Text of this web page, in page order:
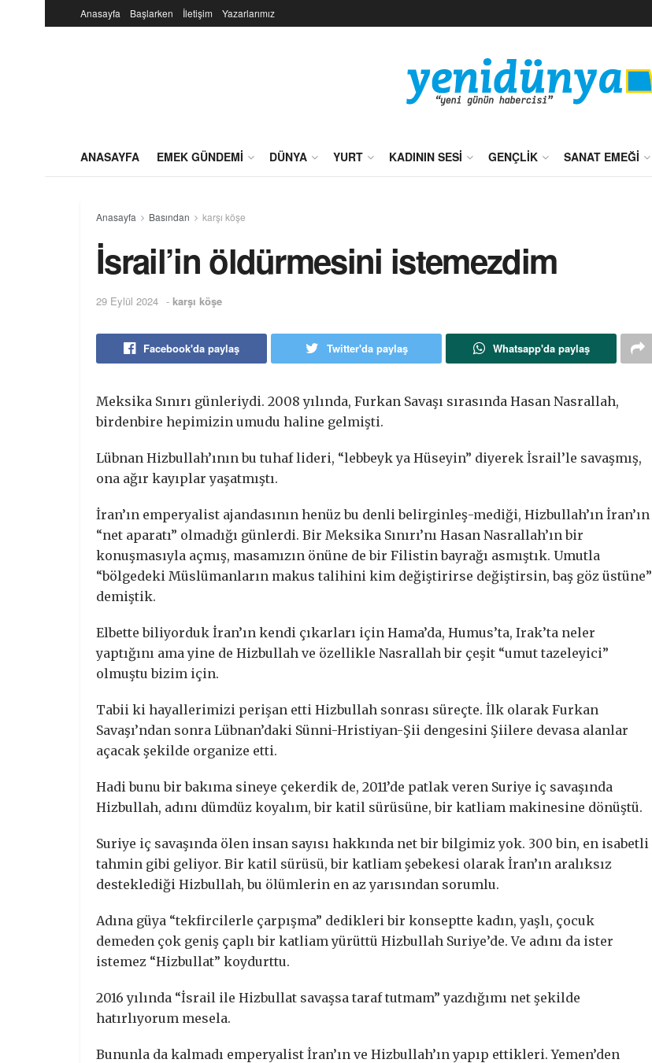
Anasayfa Başlarken İletişim Yazarlarımız
ANASAYFA EMEK GÜNDEMI DÜNYA YURT KADININ SESI GENÇLIK SANAT EMEĞI
Anasayfa Basından karşı köşe
İsrail’in öldürmesini istemezdim
29 Eylül 2024 - karşı köşe
Facebook'da paylaş Twitter'da paylaş Whatsapp'da paylaş
Meksika Sınırı günleriydi. 2008 yılında, Furkan Savaşı sırasında Hasan Nasrallah,
birdenbire hepimizin umudu haline gelmişti.
Lübnan Hizbullah’ının bu tuhaf lideri, “lebbeyk ya Hüseyin” diyerek İsrail’le savaşmış,
ona ağır kayıplar yaşatmıştı.
İran’ın emperyalist ajandasının henüz bu denli belirginleş-mediği, Hizbullah’ın İran’ın
“net aparatı” olmadığı günlerdi. Bir Meksika Sınırı’nı Hasan Nasrallah’ın bir
konuşmasıyla açmış, masamızın önüne de bir Filistin bayrağı asmıştık. Umutla
“bölgedeki Müslümanların makus talihini kim değiştirirse değiştirsin, baş göz üstüne”
demiştik.
Elbette biliyorduk İran’ın kendi çıkarları için Hama’da, Humus’ta, Irak’ta neler
yaptığını ama yine de Hizbullah ve özellikle Nasrallah bir çeşit “umut tazeleyici”
olmuştu bizim için.
Tabii ki hayallerimizi perişan etti Hizbullah sonrası süreçte. İlk olarak Furkan
Savaşı’ndan sonra Lübnan’daki Sünni-Hristiyan-Şii dengesini Şiilere devasa alanlar
açacak şekilde organize etti.
Hadi bunu bir bakıma sineye çekerdik de, 2011’de patlak veren Suriye iç savaşında
Hizbullah, adını dümdüz koyalım, bir katil sürüsüne, bir katliam makinesine dönüştü.
Suriye iç savaşında ölen insan sayısı hakkında net bir bilgimiz yok. 300 bin, en isabetli
tahmin gibi geliyor. Bir katil sürüsü, bir katliam şebekesi olarak İran’ın aralıksız
desteklediği Hizbullah, bu ölümlerin en az yarısından sorumlu.
Adına güya “tekfircilerle çarpışma” dedikleri bir konseptte kadın, yaşlı, çocuk
demeden çok geniş çaplı bir katliam yürüttü Hizbullah Suriye’de. Ve adını da ister
istemez “Hizbullat” koydurttu.
2016 yılında “İsrail ile Hizbullat savaşsa taraf tutmam” yazdığımı net şekilde
hatırlıyorum mesela.
Bununla da kalmadı emperyalist İran’ın ve Hizbullah’ın yapıp ettikleri. Yemen’den